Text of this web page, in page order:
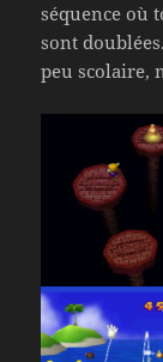
séquence où
sont
peu scolaire,